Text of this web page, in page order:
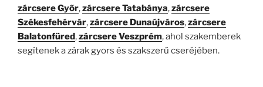
zárcsere Győr,zárcsere Tatabánya,zárcsere
Székesfehérvár,zárcsere Dunaújváros,zárcsere
Balatonfüred,zárcsere Veszprém, ahol szakemberek
segítenek a zárak gyors és szakszerű cseréjében.